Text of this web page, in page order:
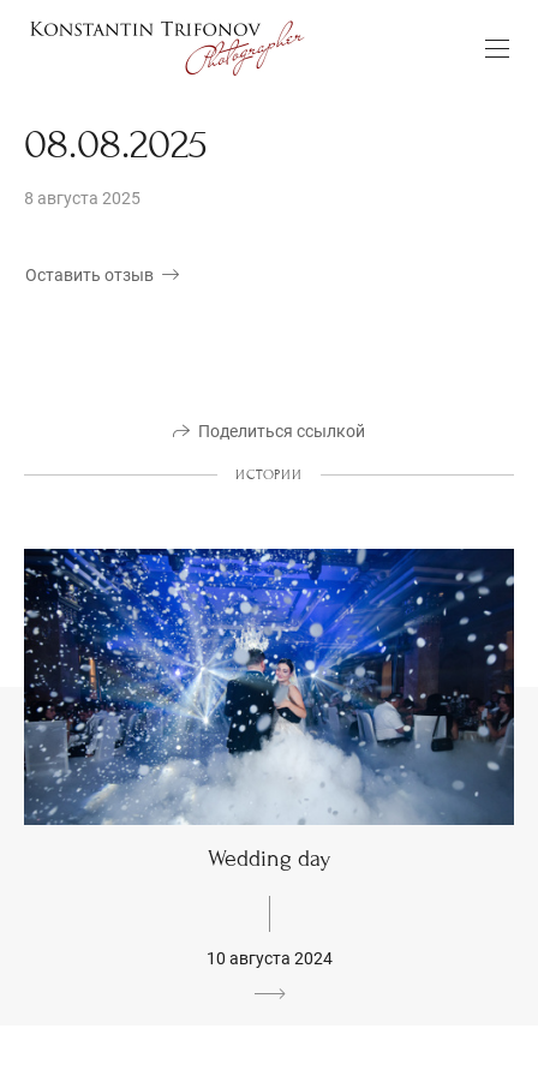
08.08.2025
8 августа 2025
Оставить отзыв
Поделиться ссылкой
ИСТОРИИ
Wedding day
10 августа 2024